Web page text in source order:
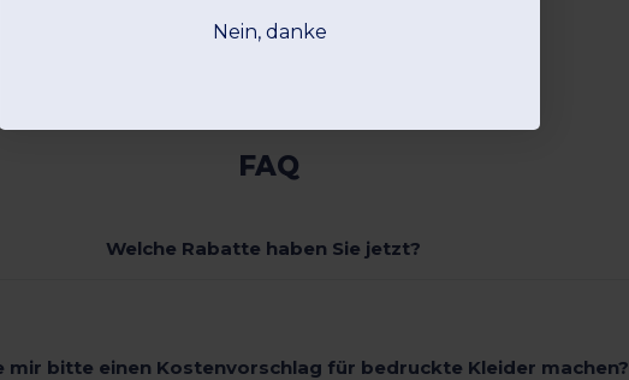
FAQ
Welche Rabatte haben Sie jetzt?
mir bitte einen Kostenvorschlag für bedruckte Kleider machen?
Nein, danke